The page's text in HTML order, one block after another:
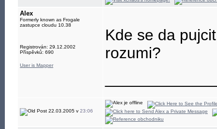
Alex
Formerly known as Frogale
zastupce cloudu 10.38
Registrován: 29.12.2002
Příspěvků: 690
User is Mapper
Kde se da
rozumi?
22.03.2005 v 23:06